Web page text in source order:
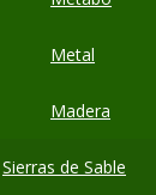
Metal
Madera
Sierras de Sable